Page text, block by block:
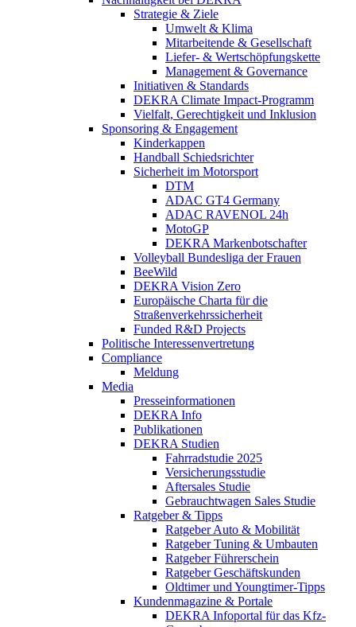
Strategie & Ziele
Umwelt & Klima
Mitarbeitende & Gesellschaft
Liefer- & Wertschöpfungskette
Management & Governance
Initiativen & Standards
DEKRA Climate Impact-Programm
Vielfalt, Gerechtigkeit und Inklusion​
Sponsoring & Engagement
Kinderkappen
Handball Schiedsrichter
Sicherheit im Motorsport
DTM
ADAC GT4 Germany
ADAC RAVENOL 24h
MotoGP
DEKRA Markenbotschafter
Volleyball Bundesliga der Frauen
BeeWild
DEKRA Vision Zero
Europäische Charta für die
Straßenverkehrssicherheit
Funded R&D Projects
Politische Interessenvertretung
Compliance
Meldung
Media
Presseinformationen
DEKRA Info
Publikationen
DEKRA Studien
Fahrradstudie 2025
Versicherungsstudie
Aftersales Studie
Gebrauchtwagen Sales Studie
Ratgeber & Tipps
Ratgeber Auto & Mobilität
Ratgeber Tuning & Umbauten
Ratgeber Führerschein
Ratgeber Geschäftskunden
Oldtimer und Youngtimer-Tipps
Kundenmagazine & Portale
DEKRA Infoportal für das Kfz-